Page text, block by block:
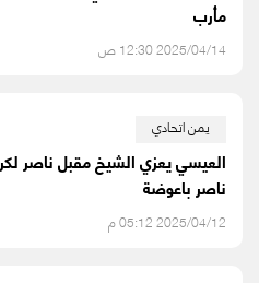
مأرب
2025/04/14 12:30 ص
يمن اتحادي
العيسي يعزي الشيخ مقبل ناصر
ناصر باعوضة
2025/04/12 05:12 م